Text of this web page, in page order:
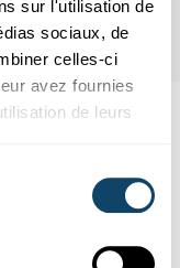
sur l'utilisation de
sociaux, de
celles-ci
avez fournies
de leurs